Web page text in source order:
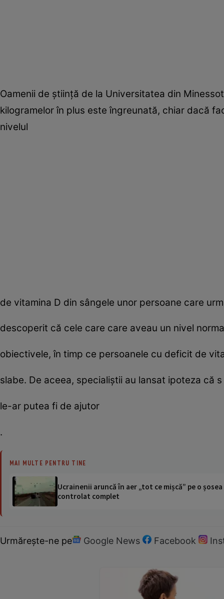
Oamenii de ştiinţă de la Universitatea din
kilogramelor în plus este îngreunată, chiar dacă
nivelul
de vitamina D din sângele unor persoane care
descoperit că cele care care aveau un nivel
obiectivele, în timp ce persoanele cu deficit de
slabe. De aceea, specialiştii au lansat ipoteza că s
le-ar putea fi de ajutor
.
MAI MULTE PENTRU TINE
Ucrainenii aruncă în aer „tot ce mișcă” pe o
controlat complet
Urmărește-ne pe Google News Facebook